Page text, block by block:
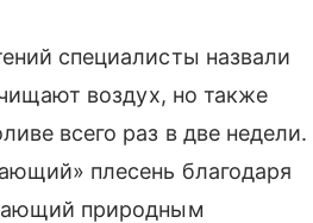
специалисты назвали
воздух, но также
всего раз в две недели.
плесень благодаря
природным